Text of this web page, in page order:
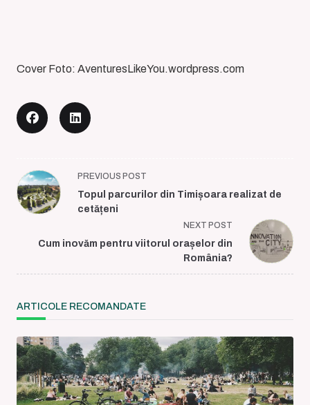
Cover Foto: AventuresLikeYou.wordpress.com
<span
class="nav-
subtitle
reader-
PREVIOUS POST
Topul parcurilor din Timișoara realizat de
cetățeni
NEXT POST
Cum inovăm pentru viitorul orașelor din
România?
ARTICOLE RECOMANDATE